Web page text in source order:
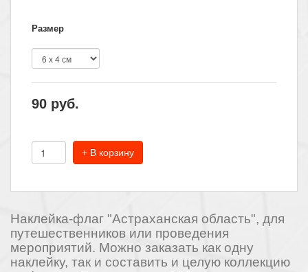
Размер
90 руб.
+ В корзину
Наклейка-флаг "Астраханская область", для
путешественников или проведения
мероприятий. Можно заказать как одну
наклейку, так и составить и целую коллекцию